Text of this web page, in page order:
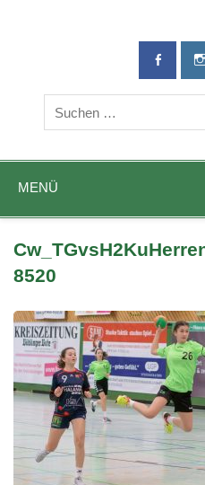
DIE Sportadresse in
MENÜ
8520